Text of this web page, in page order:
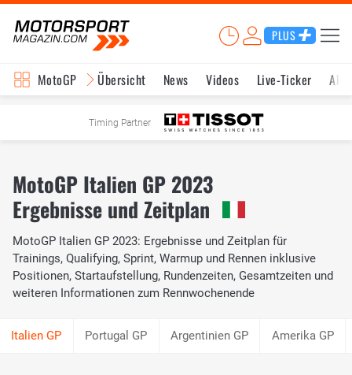
PLUS
MotoGP Übersicht News Videos Live-Ticker
Timing Partner
MotoGP Italien GP 2023
Ergebnisse und Zeitplan
MotoGP Italien GP 2023: Ergebnisse und Zeitplan für
Trainings, Qualifying, Sprint, Warmup und Rennen inklusive
Positionen, Startaufstellung, Rundenzeiten, Gesamtzeiten und
weiteren Informationen zum Rennwochenende
Portugal GP Argentinien GP Amerika GP